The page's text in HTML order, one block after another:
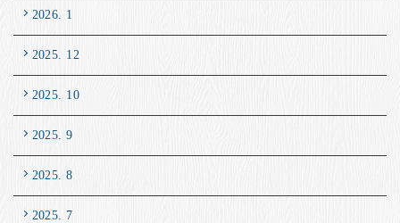
2026. 1
2025. 12
2025. 10
2025. 9
2025. 8
2025. 7